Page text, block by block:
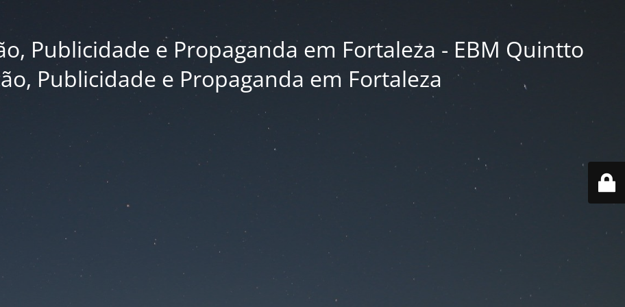
Publicidade e Propaganda em Fortaleza - EBM Quintto
Publicidade e Propaganda em Fortaleza